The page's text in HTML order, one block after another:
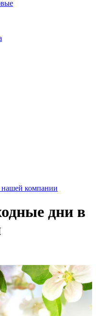
компании
дни в